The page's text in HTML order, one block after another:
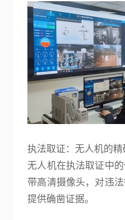
执法取证：无人机的精
无人机在执法取证中
带高清摄像头，对违
提供确凿证据。